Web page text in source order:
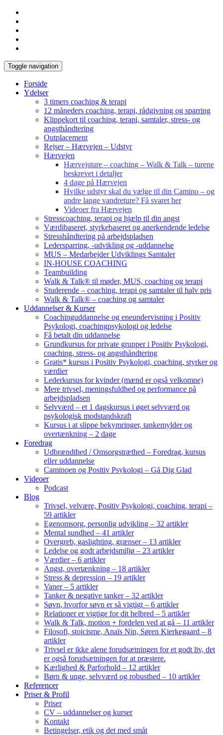
Toggle navigation
Forside
Ydelser
3 timers coaching & terapi
12 måneders coaching, terapi, rådgivning og sparring
Klippekort til coaching, terapi, samtaler, stress- og
angsthåndtering
Outplacement
Rejser – Hærvejen – Udstyr
Hærvejen
Hærvejsture – coaching – Walk & Talk – turene
beskrevet i detaljer
4 dage på Hærvejen
Hvilke udstyr skal du vælge til din Camino – og
andre lange vandreture? Få svaret her
Videoer fra Hærvejen
Stresscoaching, terapi og hjælp til din angst
Værdibaseret, styrkebaseret og anerkendende ledelse
Stresshåndtering på arbejdspladsen
Ledersparring, -udvikling og -uddannelse
MUS – Medarbejder Udviklings Samtaler
IN-HOUSE COACHING
Teambuilding
Walk & Talk® til møder, MUS, coaching og terapi
Studerende – coaching, terapi og samtaler til halv pris
Walk & Talk® – coaching og samtaler
Uddannelser & Kurser
Coachinguddannelse og eneundervisning i Positiv
Psykologi, coachingpsykologi og ledelse
Få betalt din uddannelse
Grundkursus for private grupper i Positiv Psykologi,
coaching, stress- og angsthåndtering
Gratis* kursus i Positiv Psykologi, coaching, styrker og
værdier
Lederkursus for kvinder (mænd er også velkomne)
Mere trivsel, meningsfuldhed og performance på
arbejdspladsen
Selvværd – et 1 dagskursus i øget selvværd og
psykologisk modstandskraft
Kursus i at slippe bekymringer, tankemylder og
overtænkning – 2 dage
Foredrag
Udbrændthed / Omsorgstræthed – Foredrag, kursus
eller uddannelse
Caminoen og Positiv Psykologi – Gå Dig Glad
Videoer
Podcast
Blog
Trivsel, velvære, Positiv Psykologi, coaching, terapi –
59 artikler
Egenomsorg, personlig udvikling – 32 artikler
Mental sundhed – 41 artikler
Overgreb, gaslighting, grænser – 13 artikler
Ledelse og godt arbejdsmiljø – 23 artikler
Værdier – 6 artikler
Angst, overtænkning – 18 artikler
Stress & depression – 19 artikler
Vaner – 5 artikler
Tanker & negative tanker – 32 artikler
Søvn, hvorfor søvn er så vigtigt – 6 artikler
Relationer er vigtige for dit helbred – 5 artikler
Walk & Talk, motion + fordelen ved at gå – 11 artikler
Filosofi, stoicisme, Anaïs Nin, Søren Kierkegaard – 8
artikler
Trivsel er ikke alene forudsætningen for et godt liv, det
er også forudsætningen for at præstere.
Kærlighed & Parforhold – 12 artikler
Børn & unge, selvværd og robusthed – 10 artikler
Referencer
Priser & Profil
Priser
CV – uddannelser og kurser
Kontakt
Betingelser, etik og det med småt